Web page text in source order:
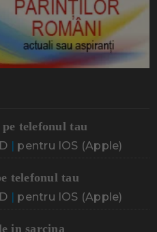
telefonul tau
| pentru IOS (Apple)
telefonul tau
| pentru IOS (Apple)
in sarcina